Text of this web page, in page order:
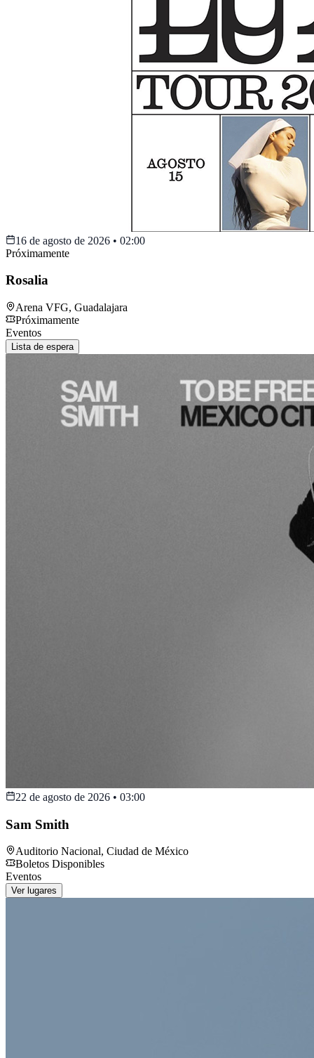
16 de agosto de 2026 • 02:00
Próximamente
Rosalia
Arena VFG, Guadalajara
Próximamente
Eventos
Lista de espera
22 de agosto de 2026 • 03:00
Sam Smith
Auditorio Nacional, Ciudad de México
Boletos Disponibles
Eventos
Ver lugares